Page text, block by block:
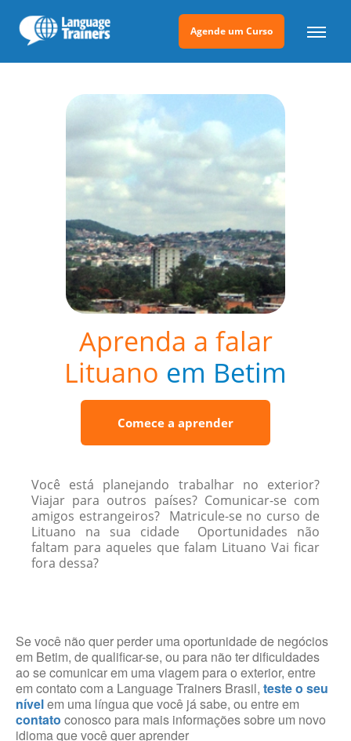
Agende um Curso
Aprenda a falar
Lituano em Betim
Comece a aprender
Você está planejando trabalhar no exterior?
Viajar para outros países? Comunicar-se com
amigos estrangeiros? Matricule-se no curso de
Lituano na sua cidade Oportunidades não
faltam para aqueles que falam Lituano Vai ficar
fora dessa?
Se você não quer perder uma oportunidade de negócios
em Betim, de qualificar-se, ou para não ter dificuldades
ao se comunicar em uma viagem para o exterior, entre
em contato com a Language Trainers Brasil, teste o seu
nívelem uma língua que você já sabe, ou entre em
contato conosco para mais informações sobre um novo
idioma que você quer aprender